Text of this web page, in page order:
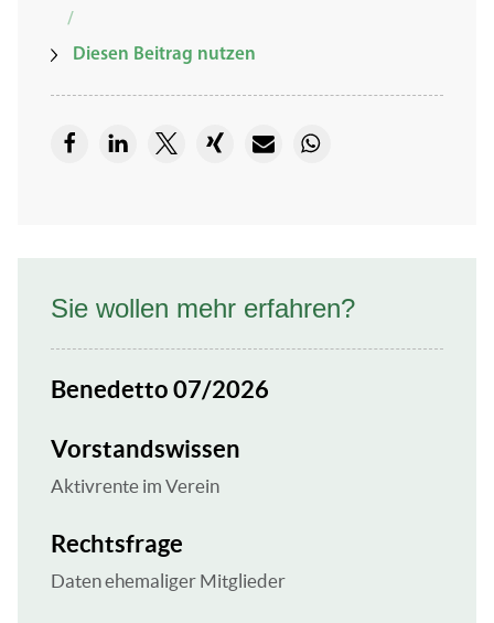
/
Diesen Beitrag nutzen
Sie wollen mehr erfahren?
Benedetto 07/2026
Vorstandswissen
Aktivrente im Verein
Rechtsfrage
Daten ehemaliger Mitglieder